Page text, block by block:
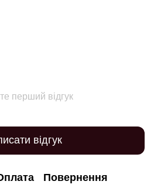
перший відгук
відгук
Повернення